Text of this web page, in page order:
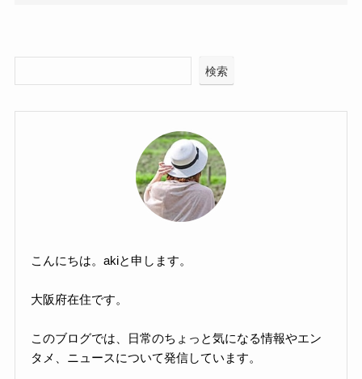
検索
こんにちは。akiと申します。
大阪府在住です。
このブログでは、日常のちょっと気になる情報やエン
タメ、ニュースについて発信しています。